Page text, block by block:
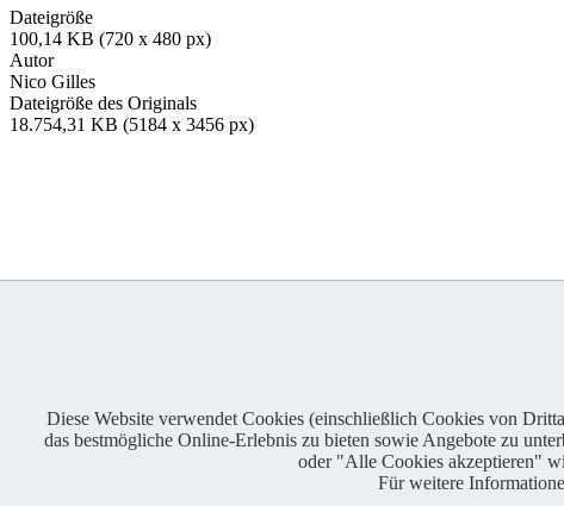
Dateigröße
100,14 KB (720 x 480 px)
Autor
Nico Gilles
Dateigröße des Originals
18.754,31 KB (5184 x 3456 px)
Enduro One Series Partner
Diese Website verwendet Cookies (einschließlich Cookies von
das bestmögliche Online-Erlebnis zu bieten sowie Angebote zu
oder "Alle Cookies akzeptieren"
Für weitere